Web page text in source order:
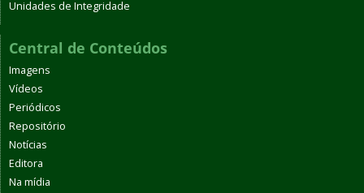
Unidades de Integridade
Central de Conteúdos
Imagens
Vídeos
Periódicos
Repositório
Notícias
Editora
Na mídia